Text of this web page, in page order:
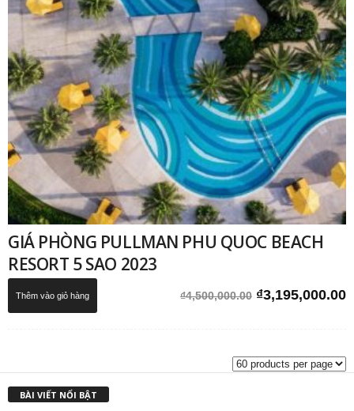
GIÁ PHÒNG PULLMAN PHU QUOC BEACH
RESORT 5 SAO 2023
₫4,500,000.00 Giá
₫3,195,000.00
Thêm vào giỏ hàng
BÀI VIẾT NỔI BẬT